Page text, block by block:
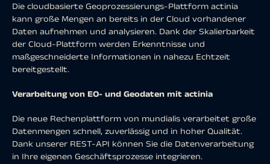
Die cloudbasierte Geoprozessierungs-Plattform actinia
kann große Mengen an bereits in der Cloud vorhandener
Daten aufnehmen und analysieren. Dank der Skalierbarkeit
der Cloud-Plattform werden Erkenntnisse und
maßgeschneiderte Informationen in nahezu Echtzeit
bereitgestellt.
Verarbeitung von EO- und Geodaten mit actinia
Die neue Rechenplattform von mundialis verarbeitet große
Datenmengen schnell, zuverlässig und in hoher Qualität.
Dank unserer REST-API können Sie die Datenverarbeitung
in Ihre eigenen Geschäftsprozesse integrieren.